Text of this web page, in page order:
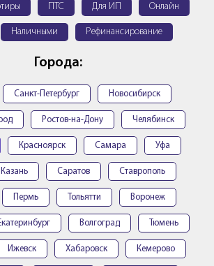
ПТС Для ИП Онлайн
Наличными Рефинансирование
Города:
Санкт-Петербург Новосибирск
Ростов-на-Дону Челябинск
Красноярск Самара Уфа
Казань Саратов Ставрополь
Пермь Тольятти Воронеж
Волгоград Тюмень
Ижевск Хабаровск Кемерово